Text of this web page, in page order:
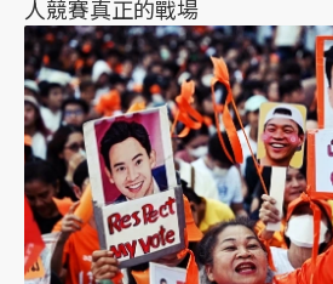
人競賽真正的戰場